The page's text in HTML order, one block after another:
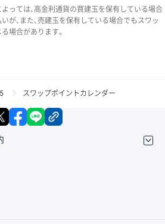
っては、高金利通貨の買建玉を保有している場合
が、また、売建玉を保有している場合でもスワッ
場合があります。
スワップポイントカレンダー
X facebook